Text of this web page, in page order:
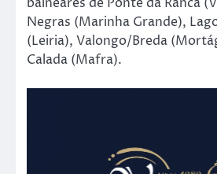
Negras (Marinha Grande),
(Leiria), Valongo/Breda
Calada (Mafra).